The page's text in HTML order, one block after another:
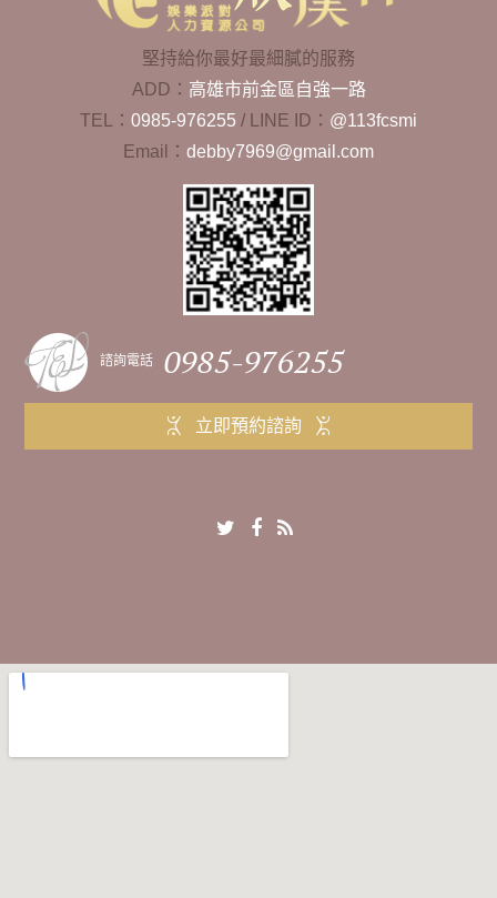
堅持給你最好最細膩的服務
ADD： 高雄市前金區自強一路
TEL： 0985-976255 / LINE ID： @113fcsmi
Email： debby7969@gmail.com
諮詢電話 0985-976255
立即預約諮詢